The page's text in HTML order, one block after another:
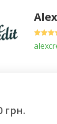
грн.